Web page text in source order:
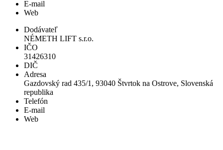
E-mail
Web
Dodávateľ
NÉMETH LIFT s.r.o.
IČO
31426310
DIČ
Adresa
Gazdovský rad 435/1, 93040 Štvrtok na Ostrove, Slovenská
republika
Telefón
E-mail
Web